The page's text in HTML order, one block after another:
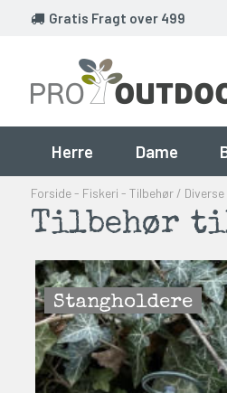
Gratis Fragt over 499
Herre Dame
Forside- Fiskeri - Tilbehør / Diverse
Tilbehør
Stangholdere